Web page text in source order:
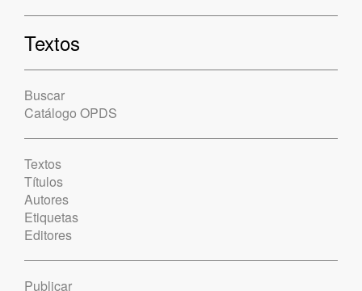
Textos
Buscar
Catálogo OPDS
Textos
Títulos
Autores
Etiquetas
Editores
Publicar